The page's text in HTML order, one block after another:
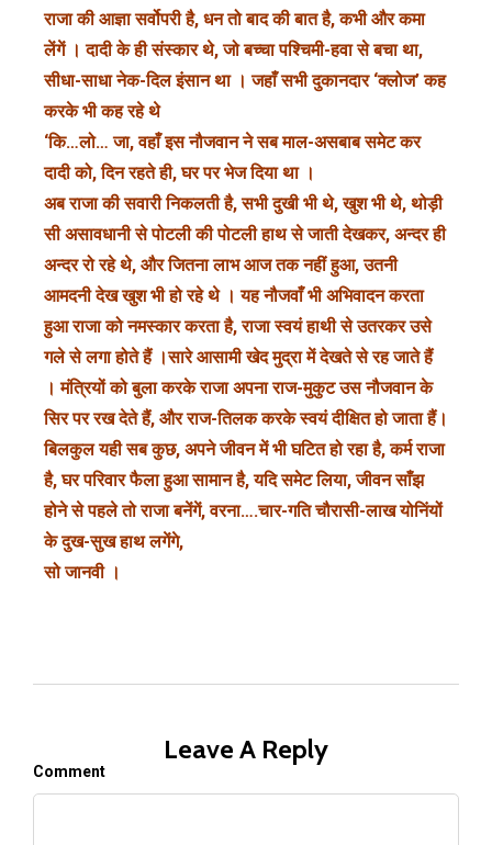
राजा की आज्ञा सर्वोपरी है, धन तो बाद की बात है, कभी और कमा
लेंगें । दादी के ही संस्कार थे, जो बच्चा पश्चिमी-हवा से बचा था,
सीधा-साधा नेक-दिल इंसान था । जहाँ सभी दुकानदार ‘क्लोज’ कह
करके भी कह रहे थे
‘कि…लो… जा, वहाँ इस नौजवान ने सब माल-असबाब समेट कर
दादी को, दिन रहते ही, घर पर भेज दिया था ।
अब राजा की सवारी निकलती है, सभी दुखी भी थे, खुश भी थे, थोड़ी
सी असावधानी से पोटली की पोटली हाथ से जाती देखकर, अन्दर ही
अन्दर रो रहे थे, और जितना लाभ आज तक नहीं हुआ, उतनी
आमदनी देख खुश भी हो रहे थे । यह नौजवाँ भी अभिवादन करता
हुआ राजा को नमस्कार करता है, राजा स्वयं हाथी से उतरकर उसे
गले से लगा होते हैं ।सारे आसामी खेद मुद्रा में देखते से रह जाते हैं
। मंत्रियों को बुला करके राजा अपना राज-मुकुट उस नौजवान के
सिर पर रख देते हैं, और राज-तिलक करके स्वयं दीक्षित हो जाता हैं।
बिलकुल यही सब कुछ, अपने जीवन में भी घटित हो रहा है, कर्म राजा
है, घर परिवार फैला हुआ सामान है, यदि समेट लिया, जीवन साँझ
होने से पहले तो राजा बनेंगें, वरना….चार-गति चौरासी-लाख योनिंयों
के दुख-सुख हाथ लगेंगे,
सो जानवी ।
Leave A Reply
Comment